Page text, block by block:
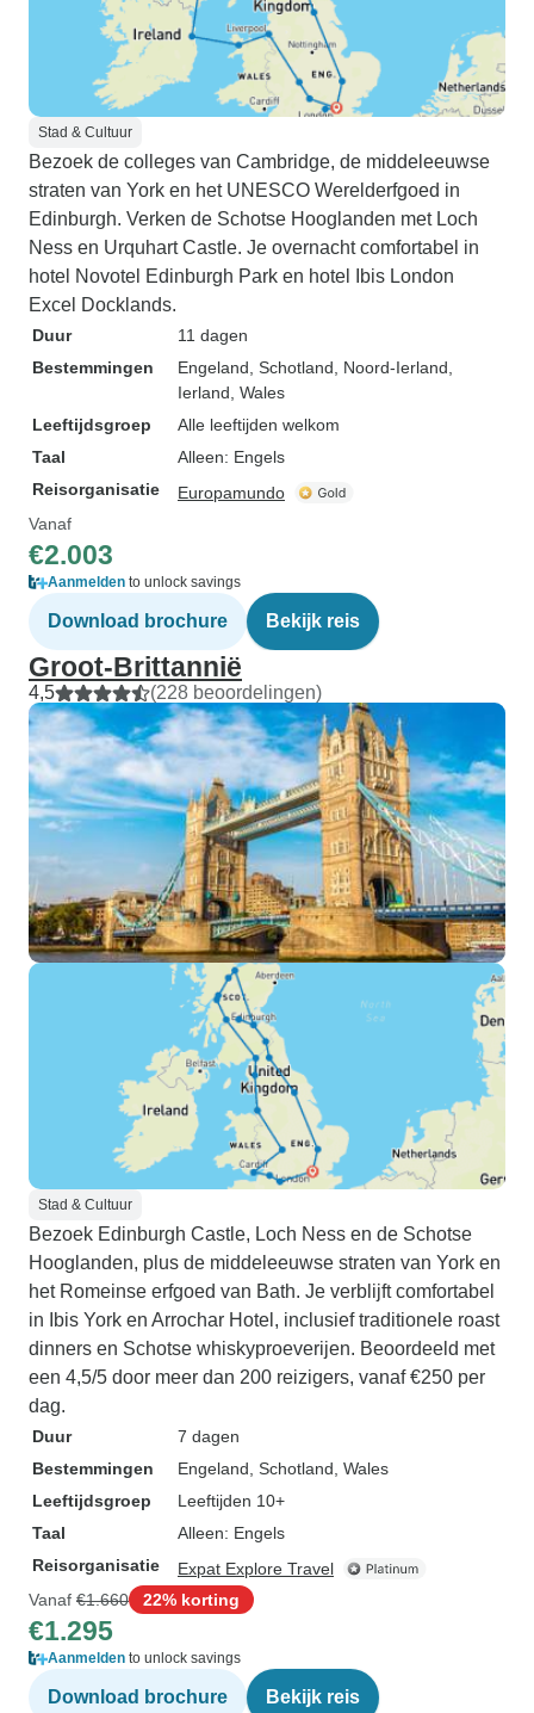
Stad & Cultuur
Bezoek de colleges van Cambridge, de middeleeuwse
straten van York en het UNESCO Werelderfgoed in
Edinburgh. Verken de Schotse Hooglanden met Loch
Ness en Urquhart Castle. Je overnacht comfortabel in
hotel Novotel Edinburgh Park en hotel Ibis London
Excel Docklands.
Duur
11 dagen
Bestemmingen
Engeland , Schotland , Noord-Ierland
Ierland , Wales
Leeftijdsgroep
Alle leeftijden welkom
Taal
Alleen: Engels
Reisorganisatie
Europamundo
Vanaf
€2.003
Aanmelden to unlock savings
Download brochure Bekijk reis
Groot-Brittannië
4,5 (228 beoordelingen)
Stad & Cultuur
Bezoek Edinburgh Castle, Loch Ness en de Schotse
Hooglanden, plus de middeleeuwse straten van York en
het Romeinse erfgoed van Bath. Je verblijft comfortabel
in Ibis York en Arrochar Hotel, inclusief traditionele roast
dinners en Schotse whiskyproeverijen. Beoordeeld met
een 4,5/5 door meer dan 200 reizigers, vanaf €250 per
dag.
Duur
7 dagen
Bestemmingen
Engeland , Schotland , Wales
Leeftijdsgroep
Leeftijden 10+
Taal
Alleen: Engels
Reisorganisatie
Expat Explore Travel
Vanaf €1.660 22% korting
€1.295
Aanmelden to unlock savings
Download brochure Bekijk reis